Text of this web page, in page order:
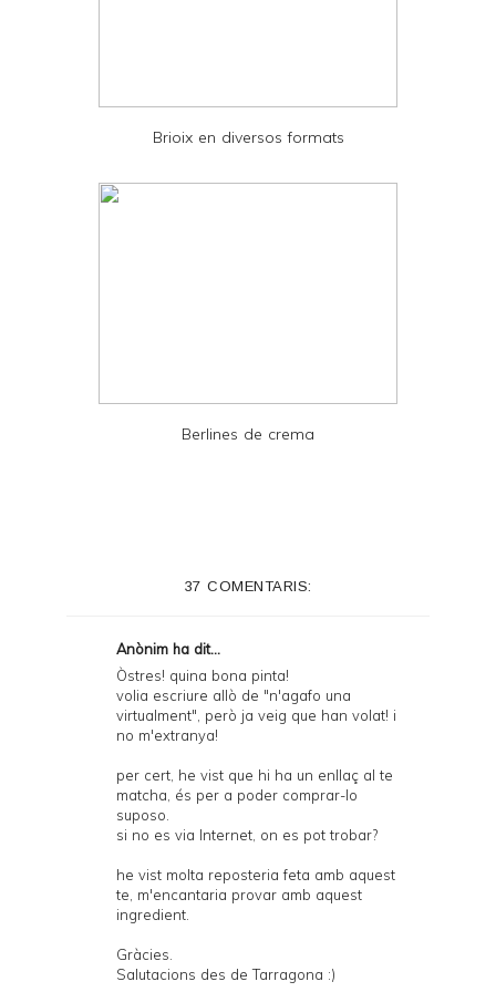
Brioix en diversos formats
Berlines de crema
37 COMENTARIS:
Anònim ha dit...
Òstres! quina bona pinta!
volia escriure allò de "n'agafo una
virtualment", però ja veig que han volat! i
no m'extranya!
per cert, he vist que hi ha un enllaç al te
matcha, és per a poder comprar-lo
suposo.
si no es via Internet, on es pot trobar?
he vist molta reposteria feta amb aquest
te, m'encantaria provar amb aquest
ingredient.
Gràcies.
Salutacions des de Tarragona :)